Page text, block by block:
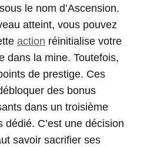
le nom d’Ascension.
atteint, vous pouvez
action réinitialise votre
dans la mine. Toutefois,
de prestige. Ces
des bonus
dans un troisième
C’est une décision
savoir sacrifier ses